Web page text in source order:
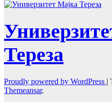
Тереза
Proudly powered by WordPress |
Themeansar.